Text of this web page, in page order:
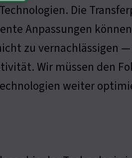
Die
Anpassungen
zu vernachlässigen
Wir müssen den
weiter